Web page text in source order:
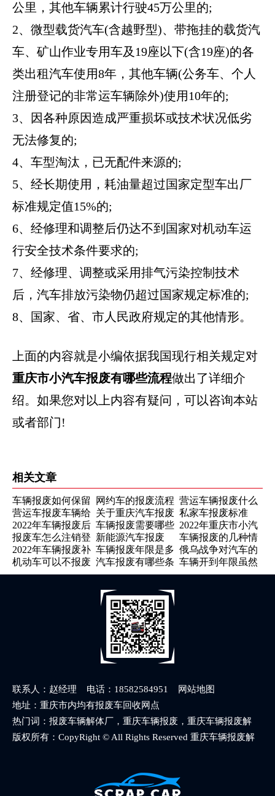
公里，其他车辆累计行驶45万公里的;
2、微型载货汽车(含越野型)、带拖挂的载货汽
车、矿山作业专用车及19座以下(含19座)的各
类出租汽车使用8年，其他车辆(公务车、个人
注册登记的非常运车辆除外)使用10年的;
3、因各种原因造成严重损坏或技术状况低劣
无法修复的;
4、车型淘汰，已无配件来源的;
5、经长期使用，耗油量超过国家定型车出厂
标准规定值15%的;
6、经修理和调整后仍达不到国家对机动车运
行安全技术条件要求的;
7、经修理、调整或采用排气污染控制技术
后，汽车排放污染物仍超过国家规定标准的;
8、国家、省、市人民政府规定的其他情形。
上面的内容就是小编依据我国现行相关规定对
重庆市小汽车报废有哪些流程做出了详细介
绍。如果您对以上内容有疑问，可以咨询本站
或者部门!
相关文章
车辆报废如何保留
牌照
网约车的报废流程 营运车辆报废什么
条件才可以得到补
贴?
营运车报废车辆给
补助吗
关于重庆汽车报废
回收价格您知道多
少呢？
私家车报废标准
2022年车辆报废后
去哪领补助
车辆报废需要哪些
证件
2022年重庆市小汽
车报废有哪些流程
报废车怎么注销登
记
新能源汽车报废
车辆报废的几种情
况
2022年车辆报废补
贴新政策
车辆报废年限是多
久
俄乌战争对汽车的
影响
机动车可以不报废
吗
汽车报废有哪些条
件
车辆开到年限虽然
性能还好，也可以
联系人：赵经理 电话：18582584951
网站地图
地址：重庆市内均有报废车回收网点
热门词：报废车辆解体厂，重庆车辆报废，重庆车辆报废解
体，重庆车辆报废解体中心
版权所有：CopyRight © All Rights Reserved 重庆车辆报废解